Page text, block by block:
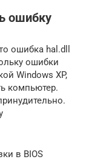
ошибку
ошибка hal.dll
ошибки
Windows XP,
компьютер.
в BIOS